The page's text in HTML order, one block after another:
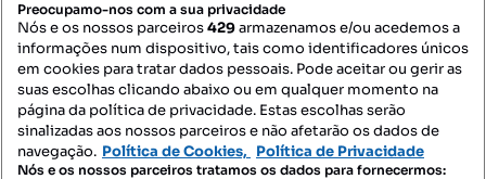
Mapa do Site
Contacte-nos
Preocupamo-nos com a sua privacidade
Nós e os nossos parceiros429armazenamos e/ou acedemos a
informações num dispositivo, tais como identificadores únicos
em cookies para tratar dados pessoais. Pode aceitar ou gerir as
suas escolhas clicando abaixo ou em qualquer momento na
página da política de privacidade. Estas escolhas serão
sinalizadas aos nossos parceiros e não afetarão os dados de
navegação. Política de Cookies, Política de Privacidade
Nós e os nossos parceiros tratamos os dados para fornecermos: